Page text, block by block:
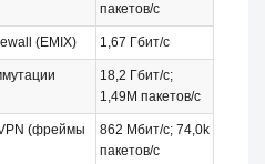
пакетов/с
(EMIX) 1,67 Гбит/с
18,2 Гбит/с;
1,49М пакетов/с
(фреймы
862 Мбит/с; 74,0k
пакетов/с